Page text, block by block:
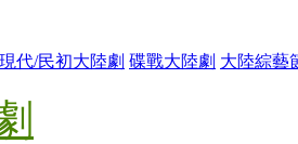
現代/民初大陸劇 碟戰大陸劇 大陸綜藝